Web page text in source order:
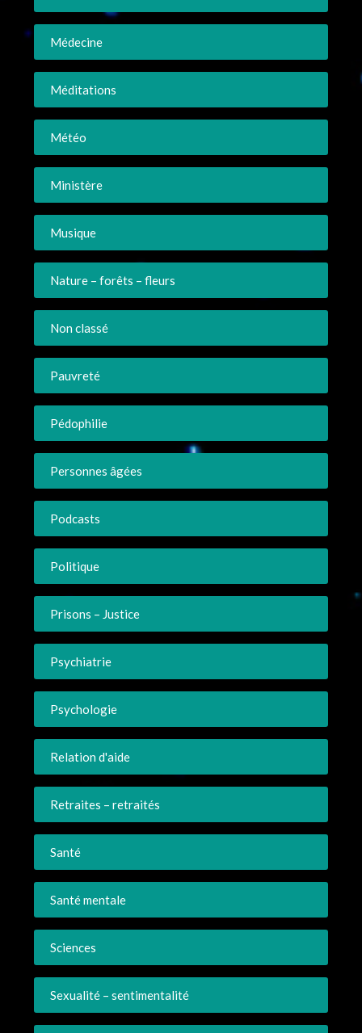
Médecine
Méditations
Météo
Ministère
Musique
Nature – forêts – fleurs
Non classé
Pauvreté
Pédophilie
Personnes âgées
Podcasts
Politique
Prisons – Justice
Psychiatrie
Psychologie
Relation d'aide
Retraites – retraités
Santé
Santé mentale
Sciences
Sexualité – sentimentalité